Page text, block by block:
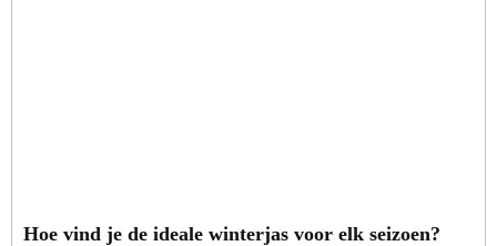
Hoe vind je de ideale winterjas voor elk seizoen?